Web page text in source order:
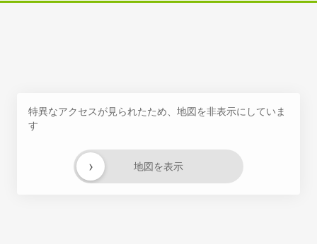
特異なアクセスが見られたため、地図を非表示にしていま
す
地図を表示
›